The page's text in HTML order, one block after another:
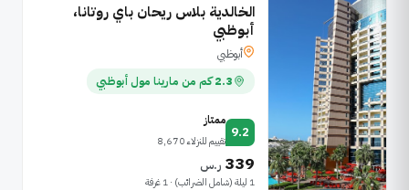
الخالدية بلاس ريحان باي روتانا،
أبوظبي
أبوظبي
2.3 كم من مارينا مول أبوظبي
9.2
ممتاز
تقييم للنزلاء 8,670
339 ر.س
1 ليلة (شامل الضرائب) · 1 غرفة